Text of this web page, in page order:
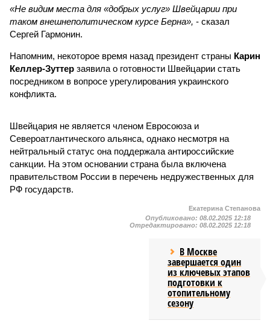
«Не видим места для «добрых услуг» Швейцарии при
таком внешнеполитическом курсе Берна», - сказал
Сергей Гармонин.
Напомним, некоторое время назад президент страны Карин
Келлер-Зуттер заявила о готовности Швейцарии стать
посредником в вопросе урегулирования украинского
конфликта.
Швейцария не является членом Евросоюза и
Североатлантического альянса, однако несмотря на
нейтральный статус она поддержала антироссийские
санкции. На этом основании страна была включена
правительством России в перечень недружественных для
РФ государств.
Екатерина Степанова
Опубликовано: 08.02.2025 12:18
Отредактировано: 08.02.2025 12:18
В Москве
завершается один
из ключевых этапов
подготовки к
отопительному
сезону